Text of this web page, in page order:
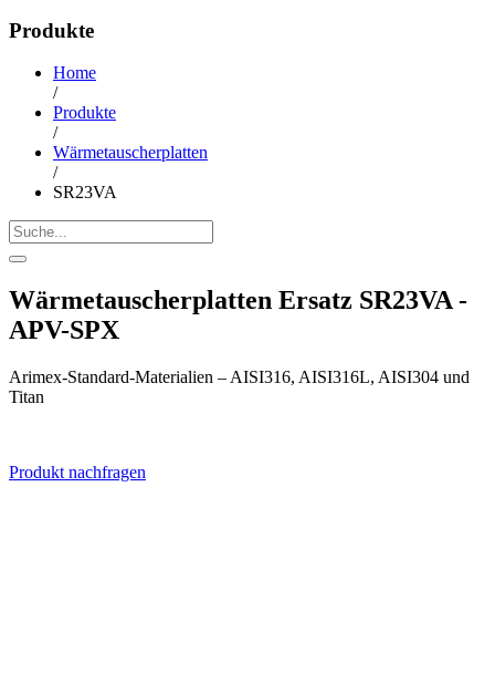
Produkte
Home
/
Produkte
/
Wärmetauscherplatten
/
SR23VA
Wärmetauscherplatten Ersatz SR23VA -
APV-SPX
Arimex-Standard-Materialien – AISI316, AISI316L, AISI304 und
Titan
Produkt nachfragen